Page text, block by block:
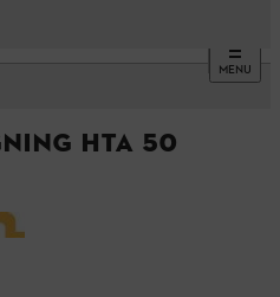
MENU
HTA 50